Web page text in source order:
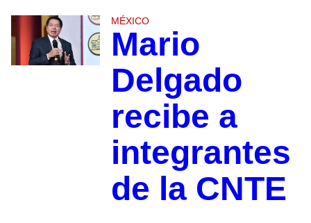
MÉXICO
Mario
Delgado
recibe a
integrantes
de la CNTE